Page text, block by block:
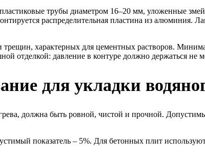
трубы диаметром 16–20 мм, уложенные
распределительная пластина из алюминия.
характерных для цементных растворов.
отделкой: давление в контуре должно держаться не
для укладки
должна быть ровной, чистой и прочной.
показатель – 5%. Для бетонных плит